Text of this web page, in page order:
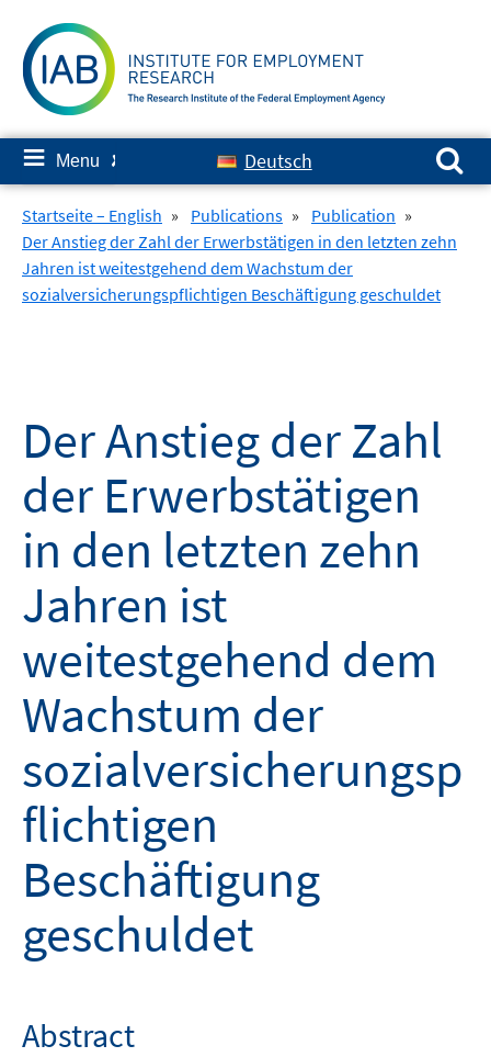
content
≡ Menu ✘ Deutsch
Search for:
Startseite – English » Publications » Publication »
Der Anstieg der Zahl der Erwerbstätigen in den letzten zehn
Jahren ist weitestgehend dem Wachstum der
sozialversicherungspflichtigen Beschäftigung geschuldet
Der Anstieg der Zahl
der Erwerbstätigen
in den letzten zehn
Jahren ist
weitestgehend dem
Wachstum der
sozialversicherungsp
flichtigen
Beschäftigung
geschuldet
Abstract